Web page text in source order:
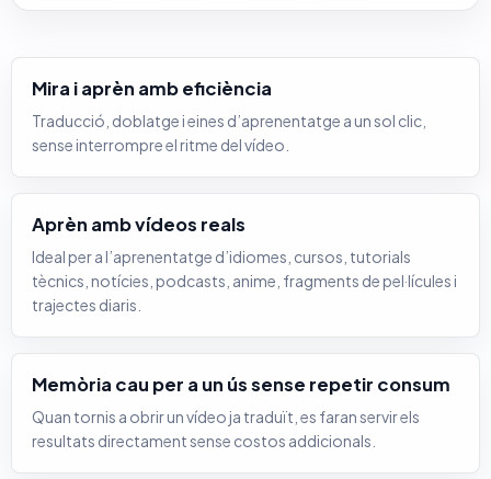
Mira i aprèn amb eficiència
Traducció, doblatge i eines d’aprenentatge a un sol clic,
sense interrompre el ritme del vídeo.
Aprèn amb vídeos reals
Ideal per a l’aprenentatge d’idiomes, cursos, tutorials
tècnics, notícies, podcasts, anime, fragments de pel·lícules i
trajectes diaris.
Memòria cau per a un ús sense repetir consum
Quan tornis a obrir un vídeo ja traduït, es faran servir els
resultats directament sense costos addicionals.